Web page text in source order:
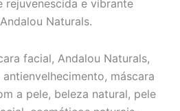
rejuvenescida e vibrante
Naturals.
facial, Andalou Naturals,
máscara
a pele, beleza natural, pele